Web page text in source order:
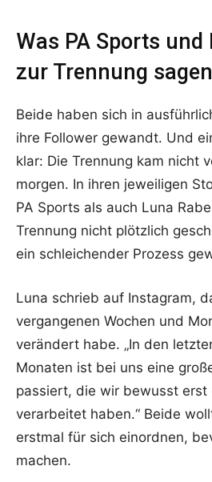
Was PA Sports und
zur Trennung sagen
Beide haben sich in
ihre Follower gewandt. Und
klar: Die Trennung kam nicht
morgen. In ihren jeweiligen
PA Sports als auch Luna
Trennung nicht plötzlich
ein schleichender Prozess
Luna schrieb auf Instagram,
vergangenen Wochen und
verändert habe. „In den
Monaten ist bei uns eine
passiert, die wir bewusst erst
verarbeitet haben.“ Beide
erstmal für sich einordnen,
machen.